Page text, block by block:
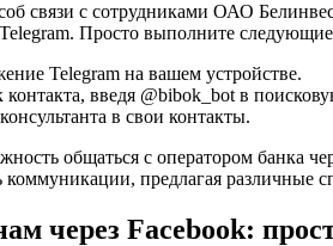
связи с сотрудниками ОАО
Просто выполните
Telegram на вашем устройстве.
введя @bibok_bot в
в свои контакты.
общаться с оператором банка
коммуникации, предлагая
через Facebook: